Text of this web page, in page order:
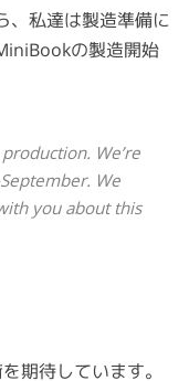
、私達は製造準備に
の製造開始
We’re
We
you about this
期待しています。